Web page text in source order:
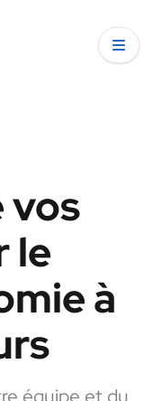
vos
le
à
équipe et du